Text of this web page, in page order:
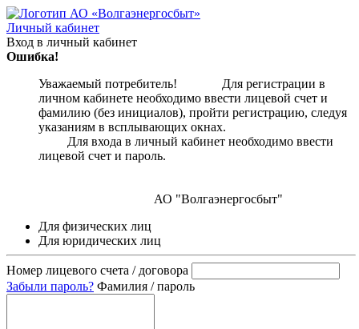
Личный кабинет
Вход в личный кабинет
Ошибка!
Уважаемый потребитель! Для регистрации в
личном кабинете необходимо ввести лицевой счет и
фамилию (без инициалов), пройти регистрацию, следуя
указаниям в всплывающих окнах.
Для входа в личный кабинет необходимо ввести
лицевой счет и пароль.
АО "Волгаэнергосбыт"
Для физических лиц
Для юридических лиц
Номер лицевого счета / договора
Забыли пароль? Фамилия / пароль